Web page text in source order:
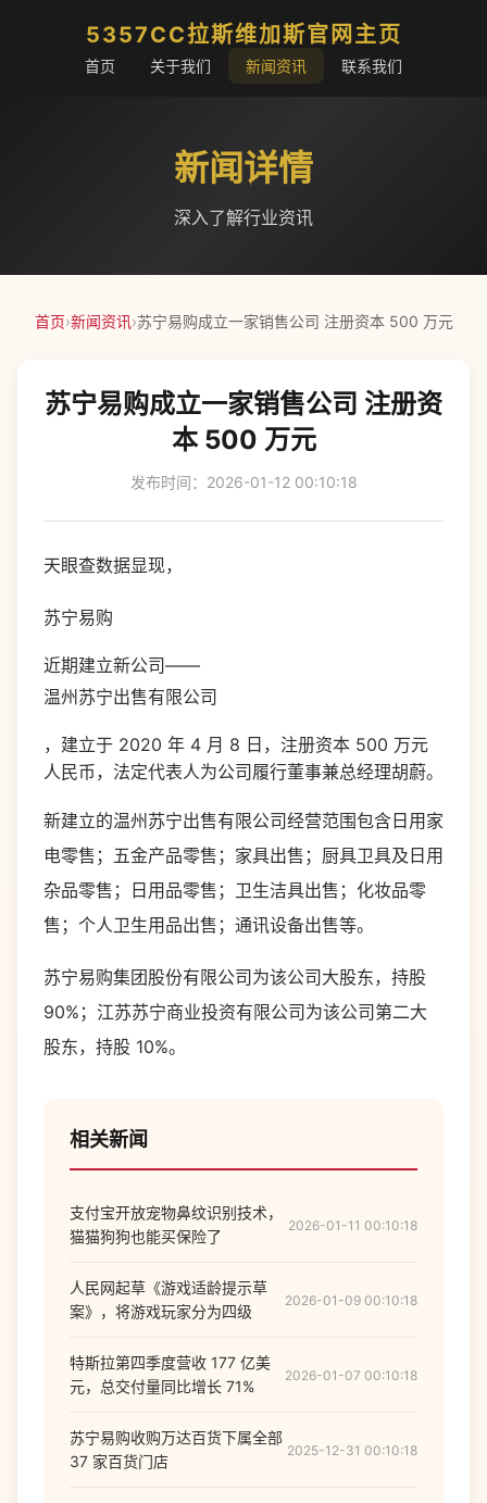
5357CC拉斯维加斯官网主页
首页 关于我们 新闻资讯 联系我们
新闻详情
深入了解行业资讯
首页›新闻资讯›苏宁易购成立一家销售公司 注册资本 500 万元
苏宁易购成立一家销售公司 注册资
本 500 万元
发布时间：2026-01-12 00:10:18
天眼查数据显现，
苏宁易购
近期建立新公司——
温州苏宁出售有限公司
，建立于 2020 年 4 月 8 日，注册资本 500 万元
人民币，法定代表人为公司履行董事兼总经理胡蔚。
新建立的温州苏宁出售有限公司经营范围包含日用家
电零售；五金产品零售；家具出售；厨具卫具及日用
杂品零售；日用品零售；卫生洁具出售；化妆品零
售；个人卫生用品出售；通讯设备出售等。
苏宁易购集团股份有限公司为该公司大股东，持股
90%；江苏苏宁商业投资有限公司为该公司第二大
股东，持股 10%。
相关新闻
支付宝开放宠物鼻纹识别技术，
猫猫狗狗也能买保险了
2026-01-11 00:10:18
人民网起草《游戏适龄提示草
案》，将游戏玩家分为四级
2026-01-09 00:10:18
特斯拉第四季度营收 177 亿美
元，总交付量同比增长 71%
2026-01-07 00:10:18
苏宁易购收购万达百货下属全部
37 家百货门店
2025-12-31 00:10:18